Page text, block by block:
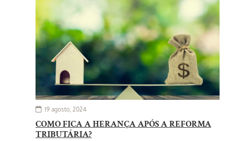
19 agosto, 2024
COMO FICA A HERANÇA APÓS A REFORMA
TRIBUTÁRIA?